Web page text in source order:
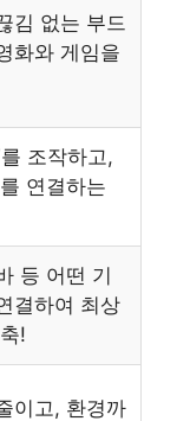
김 없는 부드
화와 게임을
조작하고,
연결하는
등 어떤 기
결하여 최상
!
이고, 환경까